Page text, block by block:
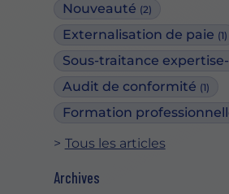
Nouveauté (2)
Externalisation de paie (1)
Audit de conformité (1)
Formation
Tous les articles
Archives